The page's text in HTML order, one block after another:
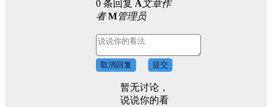
0 条回复 A文章作
者 M管理员
取消回复 提交
暂无讨论，
说说你的看